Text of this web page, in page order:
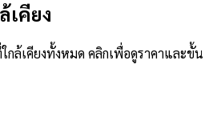
คียง
กล้เคียงทั้งหมด คลิกเพื่อดูราคาและขั้น